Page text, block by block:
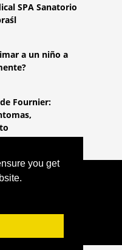
you get
SPA Sanatorio
a un niño a
Fournier:
EL